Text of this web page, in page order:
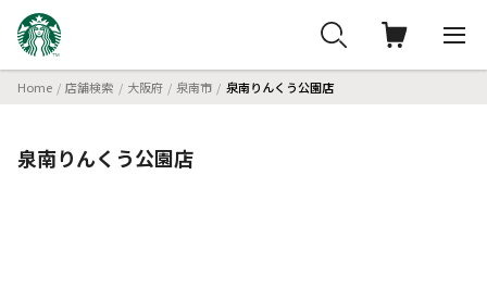
Home 店舗検索 大阪府 泉南市 泉南りんくう公園店
泉南りんくう公園店